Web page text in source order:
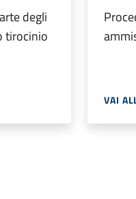
degli
tirocinio
VAI